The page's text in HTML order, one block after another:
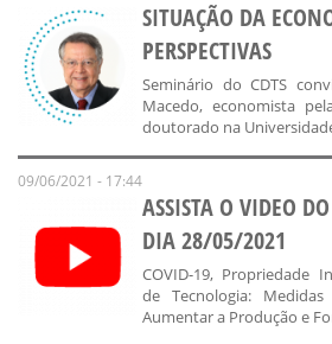
SITUAÇÃO DA
PERSPECTIVAS
Seminário do CDTS
Macedo, economista
doutorado na
09/06/2021 - 17:44
ASSISTA O VIDEO
DIA 28/05/2021
COVID-19, Propriedade
de Tecnologia:
Aumentar a Produção e